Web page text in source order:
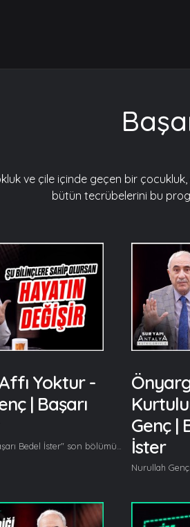
ve çile içinde geçen bir
bütün tecrübelerini bu
Yoktur -
| Başarı
Genç |
İster